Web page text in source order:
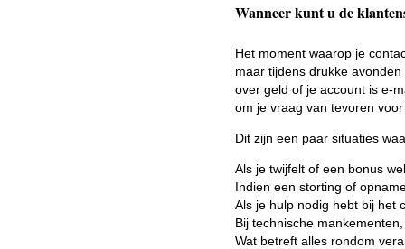
Wanneer kunt u de
Het moment waarop je
maar tijdens drukke
over geld of je account is e-
om je vraag van tevoren
Dit zijn een paar situaties
Als je twijfelt of een bonus
Indien een storting of
Als je hulp nodig hebt bij het
Bij technische
Wat betreft alles rondom